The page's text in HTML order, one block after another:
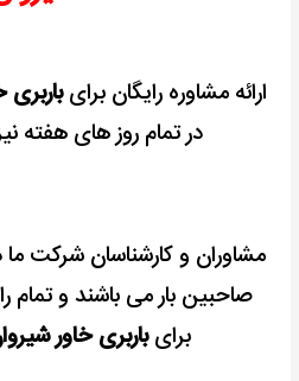
ارائه مشاوره رایگان برای
در تمام روز های هفته
مشاوران و کارشناسان شرکت
صاحبین بار می باشند و تمام
برایباربری خاور